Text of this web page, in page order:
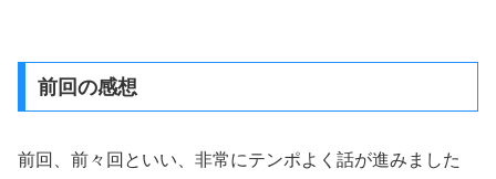
前回の感想
前回、前々回といい、非常にテンポよく話が進みました